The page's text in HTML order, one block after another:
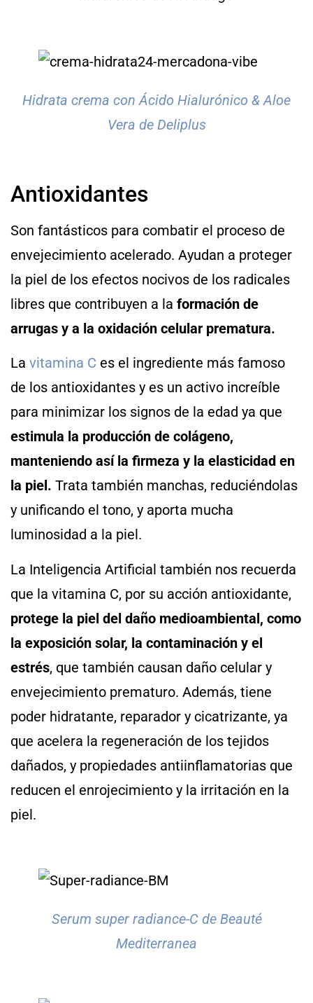
Hidrata crema con Ácido Hialurónico & Aloe
Vera de Deliplus
Antioxidantes
Son fantásticos para combatir el proceso de
envejecimiento acelerado. Ayudan a proteger
la piel de los efectos nocivos de los radicales
libres que contribuyen a la formación de
arrugas y a la oxidación celular prematura.
La vitamina C es el ingrediente más famoso
de los antioxidantes y es un activo increíble
para minimizar los signos de la edad ya que
estimula la producción de colágeno,
manteniendo así la firmeza y la elasticidad en
la piel. Trata también manchas, reduciéndolas
y unificando el tono, y aporta mucha
luminosidad a la piel.
La Inteligencia Artificial también nos recuerda
que la vitamina C, por su acción antioxidante,
protege la piel del daño medioambiental, como
la exposición solar, la contaminación y el
estrés, que también causan daño celular y
envejecimiento prematuro. Además, tiene
poder hidratante, reparador y cicatrizante, ya
que acelera la regeneración de los tejidos
dañados, y propiedades antiinflamatorias que
reducen el enrojecimiento y la irritación en la
piel.
Serum super radiance-C de Beauté
Mediterranea